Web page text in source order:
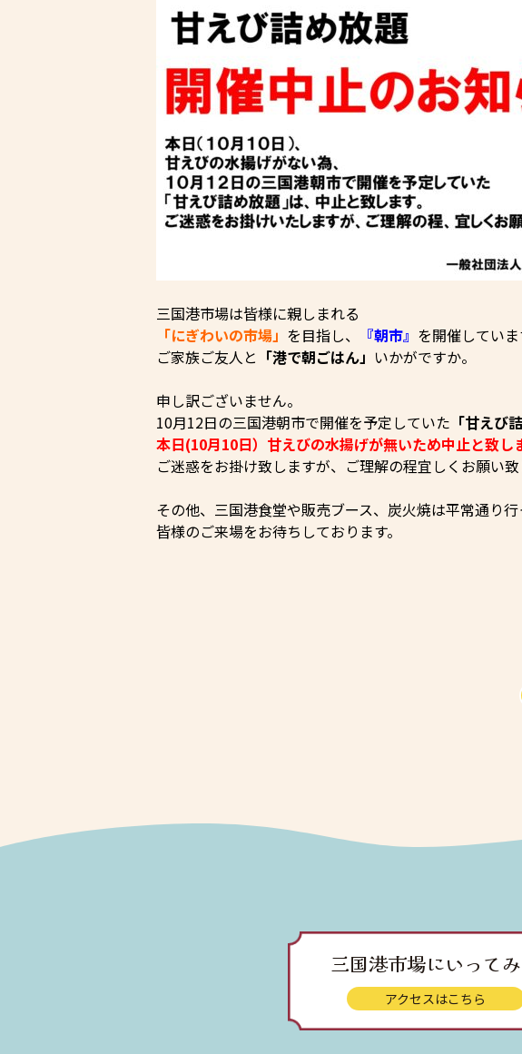
三国港市場は皆様に親しまれる
「にぎわいの市場」 を目指し、 『朝市』 を開催していま
ご家族ご友人と 「港で朝ごはん」 いかがですか。
申し訳ございません。
10月12日の三国港朝市で開催を予定していた 「甘えび
本日(10月10日） 甘えびの水揚げが無いため中止と致し
ご迷惑をお掛け致しますが、ご理解の程宜しくお願い致
その他、三国港食堂や販売ブース、炭火焼は平常通り行
皆様のご来場をお待ちしております。
三国港市場にいって
アクセスはこちら